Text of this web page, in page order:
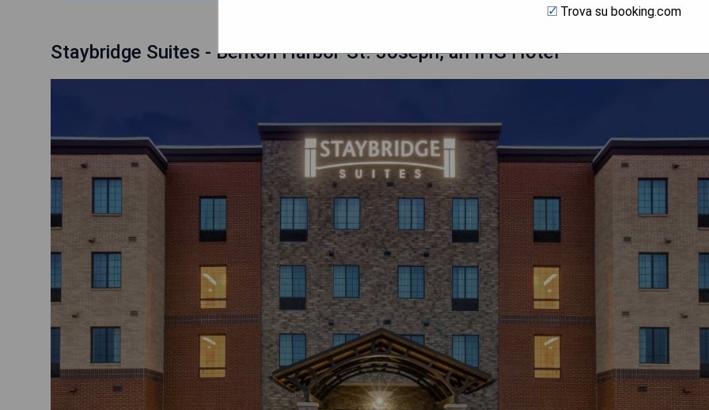
Staybridge Suites - Benton Harbor-St. Joseph, an IHG Hotel
Trova su booking.com